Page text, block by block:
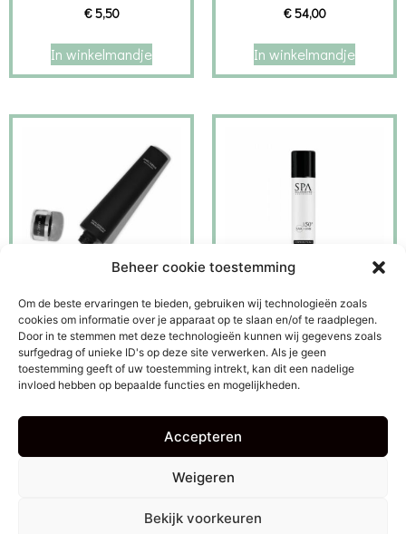
Beheer cookie toestemming
Om de beste ervaringen te bieden, gebruiken wij technologieën zoals
cookies om informatie over je apparaat op te slaan en/of te raadplegen.
Door in te stemmen met deze technologieën kunnen wij gegevens zoals
surfgedrag of unieke ID's op deze site verwerken. Als je geen
toestemming geeft of uw toestemming intrekt, kan dit een nadelige
invloed hebben op bepaalde functies en mogelijkheden.
Accepteren
Weigeren
Bekijk voorkeuren
€5,50
In winkelmandje
€54,00
In winkelmandje
Black exfoliator peeling &
mask
€39,95
SPF-50+ Anti Aging
Protect Cream
€32,50
Retourneren of ruilen